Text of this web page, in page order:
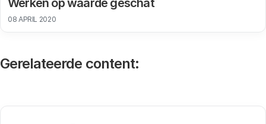
Werken op waarde geschat
08 APRIL 2020
Gerelateerde content: